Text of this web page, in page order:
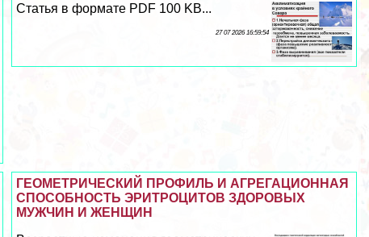
Статья в формате PDF 100 KB...
27 07 2026 16:59:54
ГЕОМЕТРИЧЕСКИЙ ПРОФИЛЬ И АГРЕГАЦИОННАЯ
СПОСОБНОСТЬ ЭРИТРОЦИТОВ ЗДОРОВЫХ
МУЖЧИН И ЖЕНЩИН